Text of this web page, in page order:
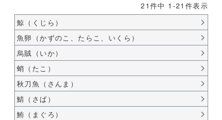
21 件中 1 -21 件表示
鯨（くじら）
魚卵（かずのこ、たらこ、いくら）
烏賊（いか）
蛸（たこ）
秋刀魚（さんま）
鯖（さば）
鮪（まぐろ）